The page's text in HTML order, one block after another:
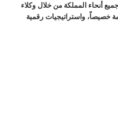
أنحاء المملكة من خلال وكلاء
خصيصاً، واستراتيجيات رقمية